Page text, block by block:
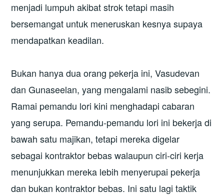
menjadi lumpuh akibat strok tetapi masih
bersemangat untuk meneruskan kesnya supaya
mendapatkan keadilan.
Bukan hanya dua orang pekerja ini, Vasudevan
dan Gunaseelan, yang mengalami nasib sebegini.
Ramai pemandu lori kini menghadapi cabaran
yang serupa. Pemandu-pemandu lori ini bekerja di
bawah satu majikan, tetapi mereka digelar
sebagai kontraktor bebas walaupun ciri-ciri kerja
menunjukkan mereka lebih menyerupai pekerja
dan bukan kontraktor bebas. Ini satu lagi taktik